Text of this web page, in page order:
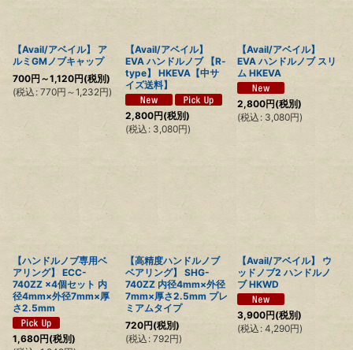
【Avail/アベイル】 ア
ルミGMノブキャップ
700円 ～1,120円(税別)
(税込 : 770円 ～1,232円)
【Avail/アベイル】
EVA ハンドルノブ 【R-
type】 HKEVA【中サ
イズ送料】
2,800円(税別)
(税込 : 3,080円)
【Avail/アベイル】
EVA ハンドルノブ スリ
ム HKEVA
2,800円(税別)
(税込 : 3,080円)
【ハンドルノブ専用ベ
アリング】 ECC-
740ZZ ×4個セット 内
径4mm×外径7mm×厚
さ2.5mm
1,680円(税別)
【高精度ハンドルノブ
ベアリング】 SHG-
740ZZ 内径4mm×外径
7mm×厚さ2.5mm プレ
ミアムタイプ
720円(税別)
(税込 : 792円)
【Avail/アベイル】 ウ
ッドノブ2 ハンドルノ
ブ HKWD
3,900円(税別)
(税込 : 4,290円)